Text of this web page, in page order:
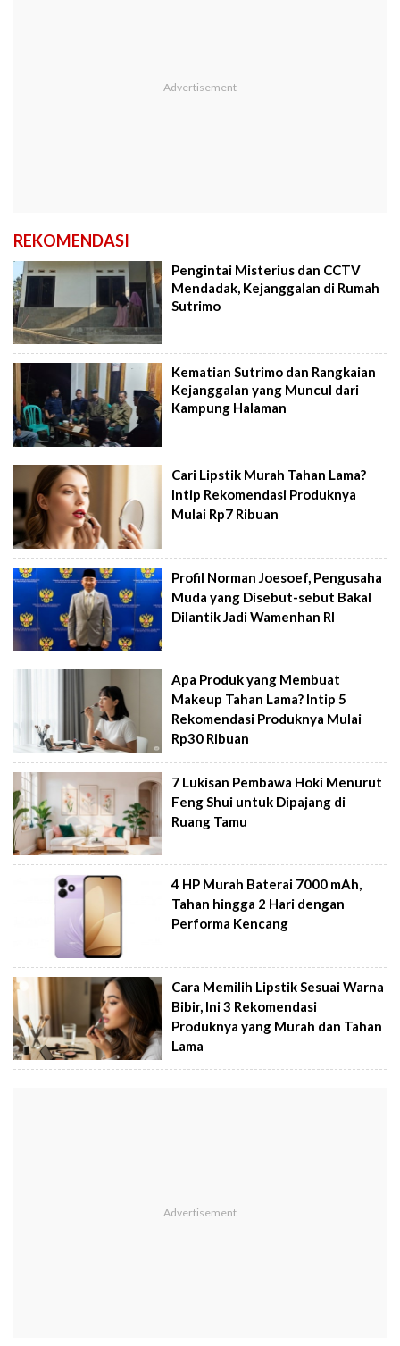
REKOMENDASI
Pengintai Misterius dan CCTV
Mendadak, Kejanggalan di Rumah
Sutrimo
Kematian Sutrimo dan Rangkaian
Kejanggalan yang Muncul dari
Kampung Halaman
Cari Lipstik Murah Tahan Lama?
Intip Rekomendasi Produknya
Mulai Rp7 Ribuan
Profil Norman Joesoef, Pengusaha
Muda yang Disebut-sebut Bakal
Dilantik Jadi Wamenhan RI
Apa Produk yang Membuat
Makeup Tahan Lama? Intip 5
Rekomendasi Produknya Mulai
Rp30 Ribuan
7 Lukisan Pembawa Hoki Menurut
Feng Shui untuk Dipajang di
Ruang Tamu
4 HP Murah Baterai 7000 mAh,
Tahan hingga 2 Hari dengan
Performa Kencang
Cara Memilih Lipstik Sesuai Warna
Bibir, Ini 3 Rekomendasi
Produknya yang Murah dan Tahan
Lama